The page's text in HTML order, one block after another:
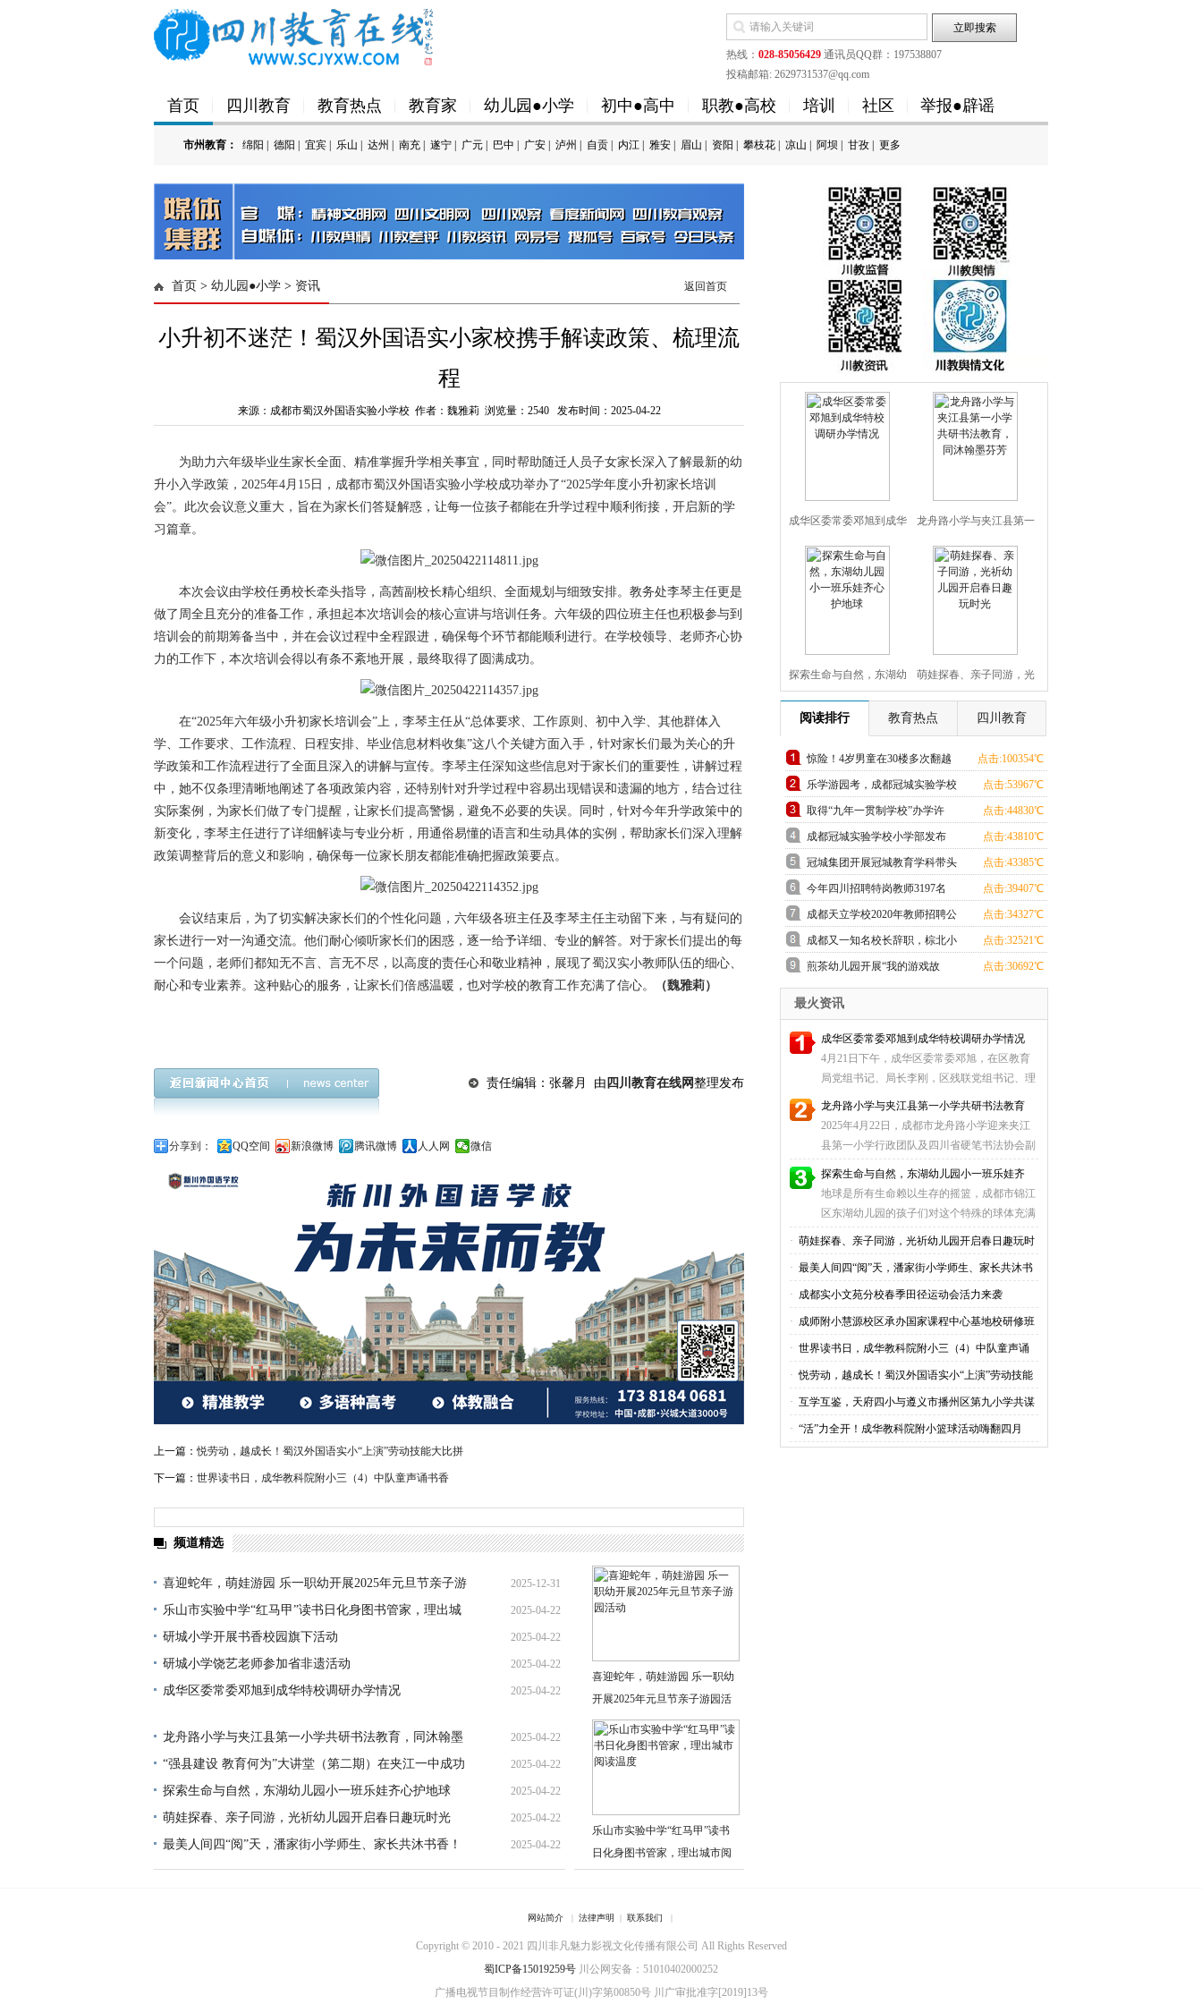
热线： 028-85056429 通讯员QQ群：197538807
投稿邮箱: 2629731537@qq.com
首页 四川教育 教育热点 教育家 幼儿园●小学 初中●高中 职教●高校 培训 社区 举报●辟谣
市州教育： 绵阳 德阳 宜宾 乐山 达州 南充 遂宁 广元 巴中 广安 泸州 自贡 内江 雅安 眉山 资阳 攀枝花 凉山 阿坝 甘孜 更多
'); })();
首页 > 幼儿园●小学 > 资讯 返回首页
小升初不迷茫！蜀汉外国语实小家校携手解读政策、梳理流
程
来源：成都市蜀汉外国语实验小学校 作者：魏雅莉 浏览量： 2540发布时间：2025-04-22
为助力六年级毕业生家长全面、精准掌握升学相关事宜，同时帮助随迁人员子女家长深入了解最新的幼
升小入学政策，2025年4月15日，成都市蜀汉外国语实验小学校成功举办了“2025学年度小升初家长培训
会”。此次会议意义重大，旨在为家长们答疑解惑，让每一位孩子都能在升学过程中顺利衔接，开启新的学
习篇章。
本次会议由学校任勇校长牵头指导，高茜副校长精心组织、全面规划与细致安排。教务处李琴主任更是
做了周全且充分的准备工作，承担起本次培训会的核心宣讲与培训任务。六年级的四位班主任也积极参与到
培训会的前期筹备当中，并在会议过程中全程跟进，确保每个环节都能顺利进行。在学校领导、老师齐心协
力的工作下，本次培训会得以有条不紊地开展，最终取得了圆满成功。
在“2025年六年级小升初家长培训会”上，李琴主任从“总体要求、工作原则、初中入学、其他群体入
学、工作要求、工作流程、日程安排、毕业信息材料收集”这八个关键方面入手，针对家长们最为关心的升
学政策和工作流程进行了全面且深入的讲解与宣传。李琴主任深知这些信息对于家长们的重要性，讲解过程
中，她不仅条理清晰地阐述了各项政策内容，还特别针对升学过程中容易出现错误和遗漏的地方，结合过往
实际案例，为家长们做了专门提醒，让家长们提高警惕，避免不必要的失误。同时，针对今年升学政策中的
新变化，李琴主任进行了详细解读与专业分析，用通俗易懂的语言和生动具体的实例，帮助家长们深入理解
政策调整背后的意义和影响，确保每一位家长朋友都能准确把握政策要点。
会议结束后，为了切实解决家长们的个性化问题，六年级各班主任及李琴主任主动留下来，与有疑问的
家长进行一对一沟通交流。他们耐心倾听家长们的困惑，逐一给予详细、专业的解答。对于家长们提出的每
一个问题，老师们都知无不言、言无不尽，以高度的责任心和敬业精神，展现了蜀汉实小教师队伍的细心、
耐心和专业素养。这种贴心的服务，让家长们倍感温暖，也对学校的教育工作充满了信心。
（魏雅莉）
责任编辑：张馨月 由 四川教育在线网整理发布
分享到： QQ空间 新浪微博 腾讯微博 人人网 微信
上一篇：悦劳动，越成长！蜀汉外国语实小“上演”劳动技能大比拼
下一篇： 世界读书日，成华教科院附小三（4）中队童声诵书香
频道精选
喜迎蛇年，萌娃游园 乐一职幼开展2025年元旦节亲子游
园活动
2025-12-31
乐山市实验中学“红马甲”读书日化身图书管家，理出城
市阅读温度
2025-04-22
研城小学开展书香校园旗下活动 2025-04-22
研城小学饶艺老师参加省非遗活动 2025-04-22
成华区委常委邓旭到成华特校调研办学情况 2025-04-22
龙舟路小学与夹江县第一小学共研书法教育，同沐翰墨
芬芳
2025-04-22
“强县建设 教育何为”大讲堂（第二期）在夹江一中成功
举行
2025-04-22
探索生命与自然，东湖幼儿园小一班乐娃齐心护地球 2025-04-22
萌娃探春、亲子同游，光祈幼儿园开启春日趣玩时光 2025-04-22
最美人间四“阅”天，潘家街小学师生、家长共沐书香！ 2025-04-22
喜迎蛇年，萌娃游园 乐一职幼
开展2025年元旦节亲子游园活
动
乐山市实验中学“红马甲”读书
日化身图书管家，理出城市阅
成华区委常委邓旭到成华
特校调研办学情况
龙舟路小学与夹江县第一
小学共研书法教育，同沐
翰墨芬芳
探索生命与自然，东湖幼
儿园小一班乐娃齐心护地
球
萌娃探春、亲子同游，光
祈幼儿园开启春日趣玩时
光
阅读排行 教育热点 四川教育
惊险！4岁男童在30楼多次翻越
窗户吓坏对面邻居
点击:100354℃
乐学游园考，成都冠城实验学校
小学部学子“人人出彩”
点击:53967℃
取得“九年一贯制学校”办学许
可，蓝港外国语小学改名了
点击:44830℃
成都冠城实验学校小学部发布
2022年一年级招生简章
点击:43810℃
冠城集团开展冠城教育学科带头
人表彰暨培训活动
点击:43385℃
今年四川招聘特岗教师3197名 点击:39407℃
成都天立学校2020年教师招聘公
告
点击:34327℃
成都又一知名校长辞职，棕北小
学校长林家锐“可能去民办”
点击:32521℃
煎茶幼儿园开展“我的游戏故
事”幼儿游戏故事绘画活动
点击:30692℃
最火资讯
成华区委常委邓旭到成华特校调研办学情况
4月21日下午，成华区委常委邓旭，在区教育
局党组书记、局长李刚，区残联党组书记、理
事长唐海等陪 ...
龙舟路小学与夹江县第一小学共研书法教育
2025年4月22日，成都市龙舟路小学迎来夹江
县第一小学行政团队及四川省硬笔书法协会副
探索生命与自然，东湖幼儿园小一班乐娃齐
地球是所有生命赖以生存的摇篮，成都市锦江
区东湖幼儿园的孩子们对这个特殊的球体充满
了好奇，开 ...
· 萌娃探春、亲子同游，光祈幼儿园开启春日趣玩时
光
· 最美人间四“阅”天，潘家街小学师生、家长共沐书
香！
· 成都实小文苑分校春季田径运动会活力来袭
· 成师附小慧源校区承办国家课程中心基地校研修班
活动
· 世界读书日，成华教科院附小三（4）中队童声诵
书香
· 悦劳动，越成长！蜀汉外国语实小“上演”劳动技能
大比拼
· 互学互鉴，天府四小与遵义市播州区第九小学共谋
发展
· “活”力全开！成华教科院附小篮球活动嗨翻四月
网站简介| 法律声明 | 联系我们 |
Copyright © 2010 - 2021 四川非凡魅力影视文化传播有限公司 All Rights Reserved
蜀ICP备15019259号 川公网安备：51010402000252
广播电视节目制作经营许可证(川)字第00850号 川广审批准字[2019]13号